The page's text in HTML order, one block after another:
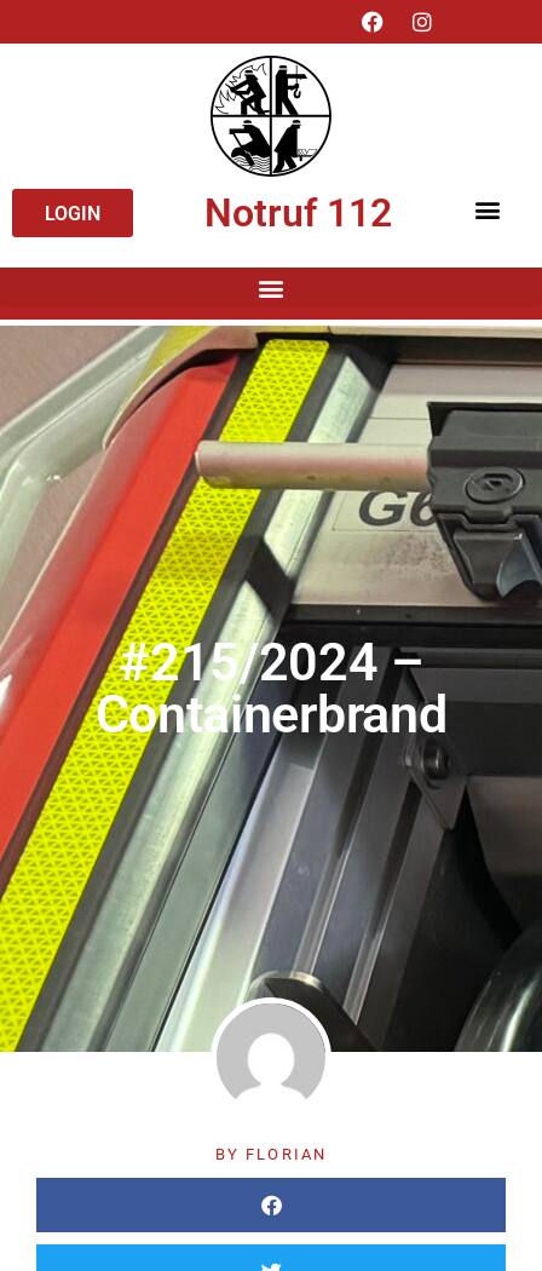
Notruf 112
LOGIN
#215/2024 –
Containerbrand
BY FLORIAN